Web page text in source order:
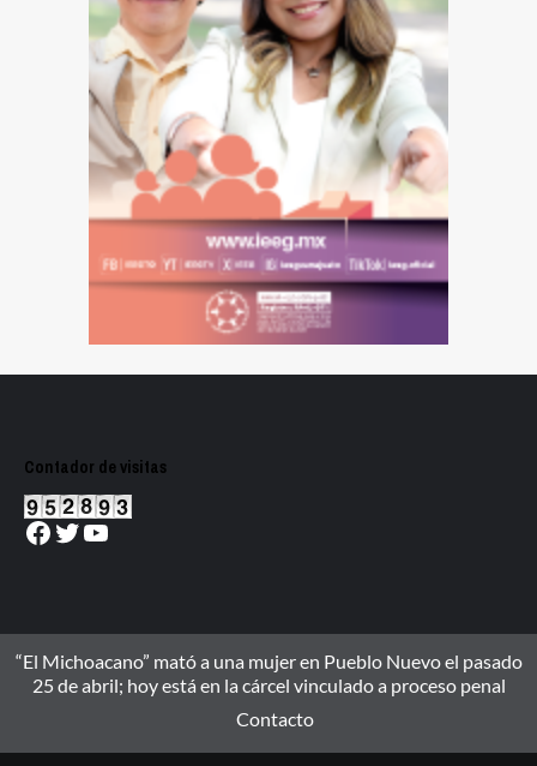
Contador de visitas
Facebook
Twitter
YouTube
“El Michoacano” mató a una mujer en Pueblo Nuevo el pasado
25 de abril; hoy está en la cárcel vinculado a proceso penal
Contacto